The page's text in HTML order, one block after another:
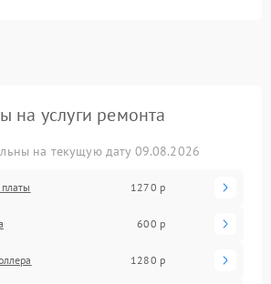
на услуги ремонта
на текущую дату 09.08.2026
1270 р
600 р
1280 р